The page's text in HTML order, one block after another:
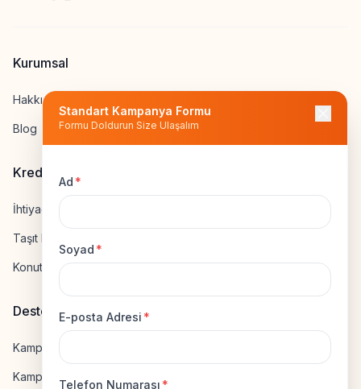
Standart Kampanya Formu
Formu Doldurun Size Ulaşalım
Ad *
Soyad *
E-posta Adresi *
Telefon Numarası *
Kurumsal
Hakkımızda
Blog
Kredi Hesapla
İhtiyaç Kredisi Hesapla
Taşıt Kredisi Hesapla
Konut Kredisi Hesapla
Destek
Kampanya Gönderme
Kampanyaya Katılma